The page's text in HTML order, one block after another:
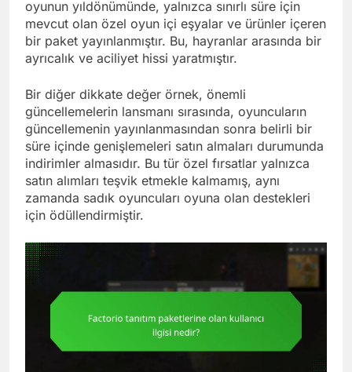
oyunun yıldönümünde, yalnızca sınırlı süre için
mevcut olan özel oyun içi eşyalar ve ürünler içeren
bir paket yayınlanmıştır. Bu, hayranlar arasında bir
ayrıcalık ve aciliyet hissi yaratmıştır.
Bir diğer dikkate değer örnek, önemli
güncellemelerin lansmanı sırasında, oyuncuların
güncellemenin yayınlanmasından sonra belirli bir
süre içinde genişlemeleri satın almaları durumunda
indirimler almasıdır. Bu tür özel fırsatlar yalnızca
satın alımları teşvik etmekle kalmamış, aynı
zamanda sadık oyuncuları oyuna olan destekleri
için ödüllendirmiştir.